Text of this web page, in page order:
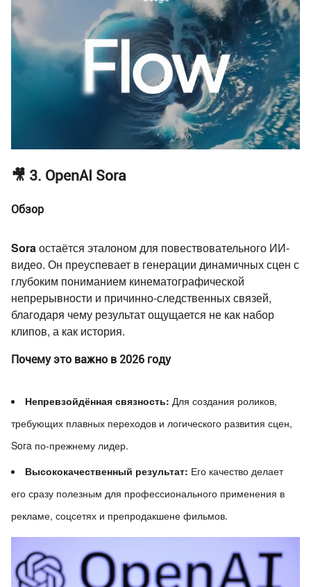
🎥 3. OpenAI Sora
Обзор
Sora остаётся эталоном для повествовательного ИИ-
видео. Он преуспевает в генерации динамичных сцен с
глубоким пониманием кинематографической
непрерывности и причинно-следственных связей,
благодаря чему результат ощущается не как набор
клипов, а как история.
Почему это важно в 2026 году
Непревзойдённая связность: Для создания роликов,
требующих плавных переходов и логического развития сцен,
Sora по-прежнему лидер.
Высококачественный результат: Его качество делает
его сразу полезным для профессионального применения в
рекламе, соцсетях и препродакшене фильмов.